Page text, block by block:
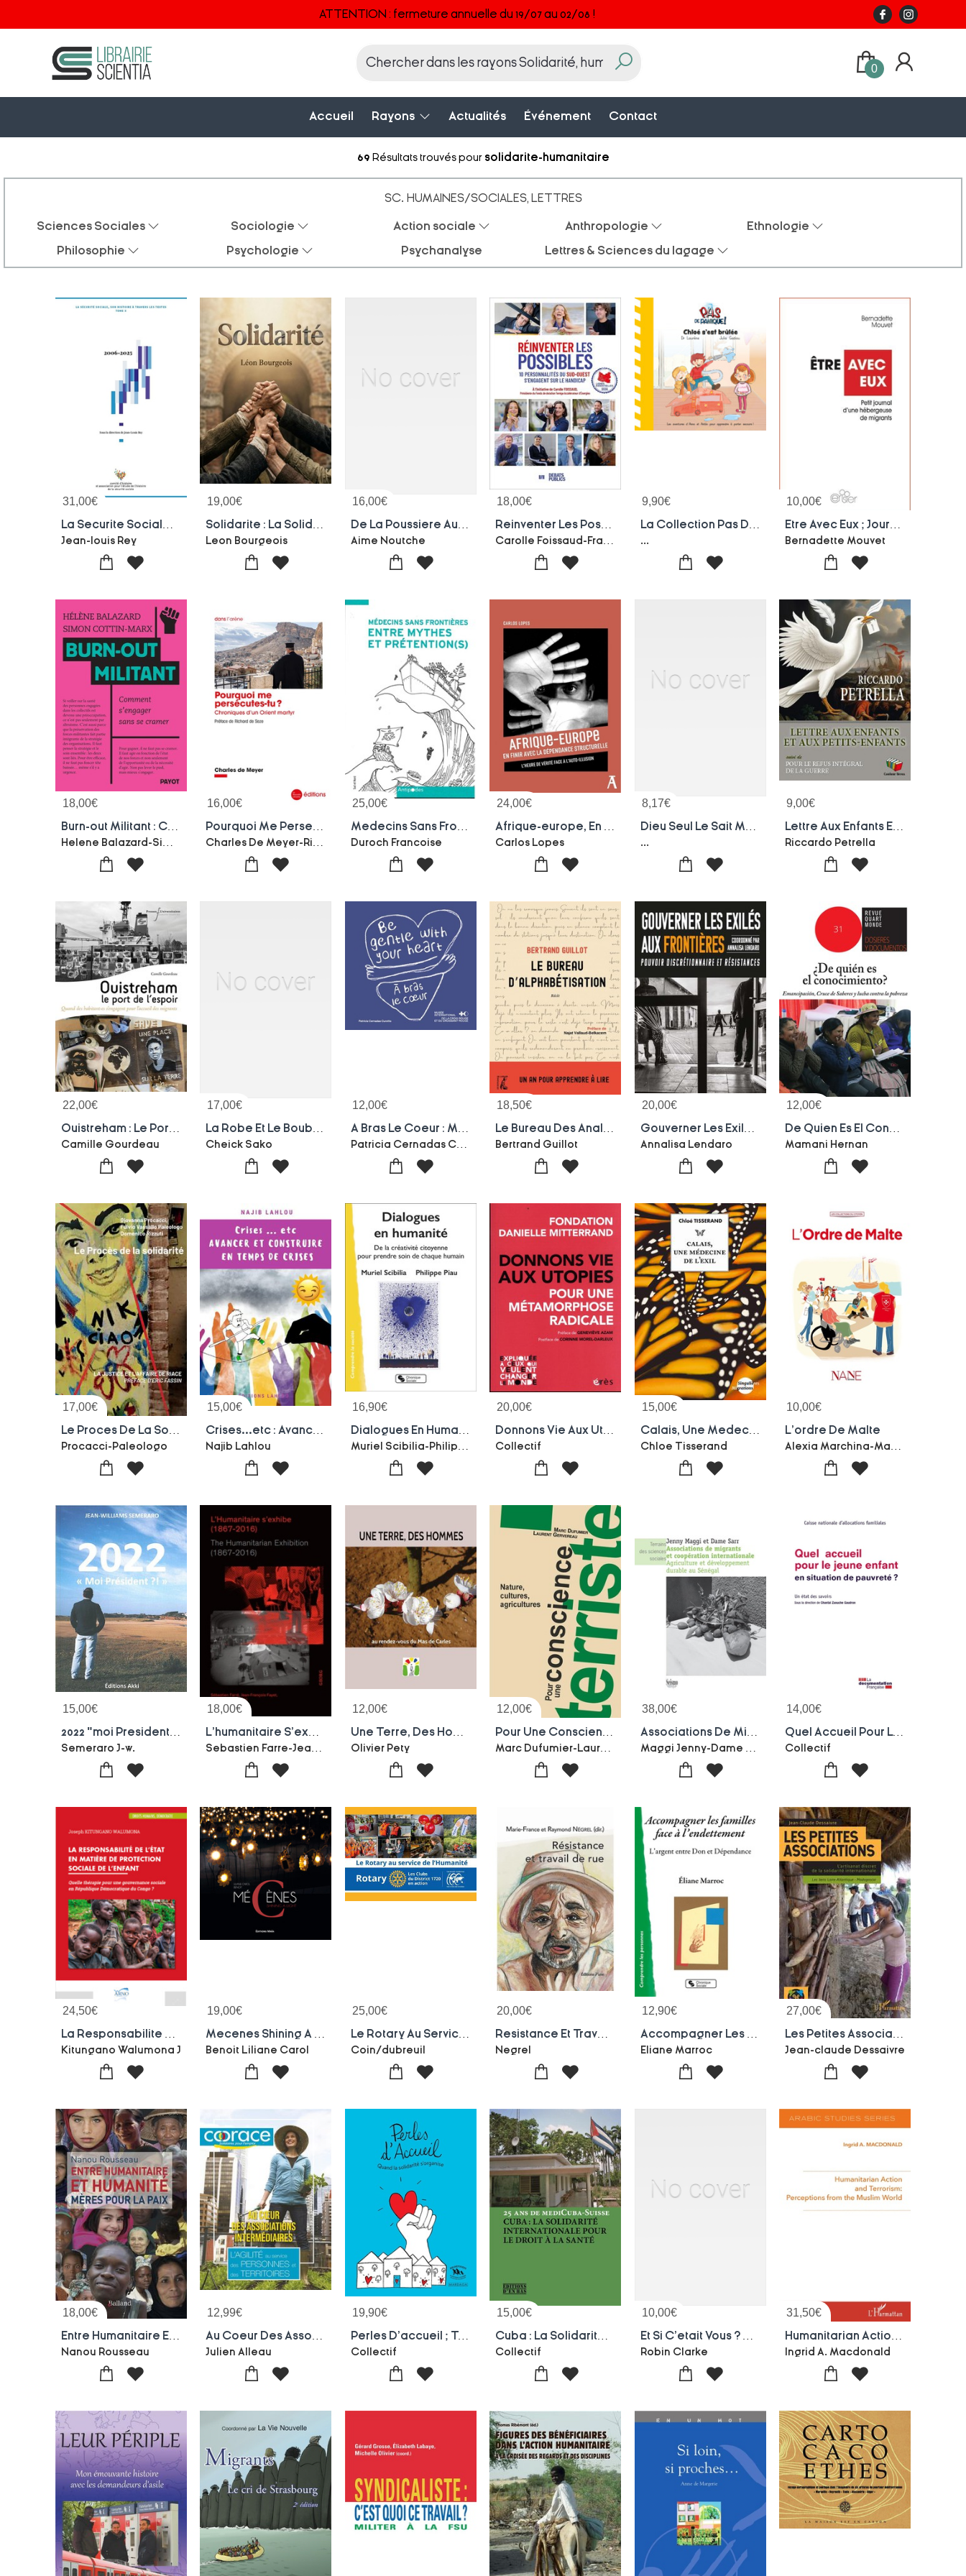
ATTENTION : fermeture annuelle du 19/07 au 02/08 !
0
Accueil Rayons Actualités Événement Contact
69 Résultats trouvés pour solidarite-humanitaire
SC. HUMAINES/SOCIALES, LETTRES
Sciences Sociales Sociologie Action sociale Anthropologie
Ethnologie
Philosophie
Psychologie Psychanalyse Lettres & Sciences du lagage
31,00€
Jean-louis Rey
19,00€
Leon Bourgeois
16,00€
Aime Noutche
18,00€ 9,90€
...
10,00€
Bernadette Mouvet
18,00€
Burn-out Militant : Comment S'engager Sans Se Cramer
16,00€ 25,00€
Duroch Francoise
24,00€
Carlos Lopes
8,17€
...
9,00€
Riccardo Petrella
22,00€
Camille Gourdeau
17,00€
Cheick Sako
12,00€
Patricia Cernadas Curotto
18,50€
Bertrand Guillot
20,00€
Annalisa Lendaro
12,00€
Mamani Hernan
17,00€
Procacci-Paleologo
15,00€
Najib Lahlou
16,90€ 20,00€
Collectif
15,00€
Calais, Une Medecine De L'exil
Chloe Tisserand
10,00€
L'ordre De Malte
15,00€
Semeraro J-w.
18,00€ 12,00€
Olivier Pety
12,00€ 38,00€ 14,00€
Quel Accueil Pour Le Jeune Enfant En Situation De Pauvrete ? Un Etat Des Savoirs
Collectif
24,50€
Kitungano Walumona J
19,00€
Benoit Liliane Carol
25,00€
Le Rotary Au Service De L'humanite - Les Clubs Du District 1720 En Action
Coin/dubreuil
20,00€
Negrel
12,90€
Eliane Marroc
27,00€
Jean-claude Dessaivre
18,00€
Entre Humanitaire Et Humanite ; Meres Pour La Paix
Nanou Rousseau
12,99€
Julien Alleau
19,90€
Perles D'accueil ; Temoignages D'une Initiative Citoyenne
Collectif
15,00€
Collectif
10,00€
Robin Clarke
31,50€
Ingrid A. Macdonald